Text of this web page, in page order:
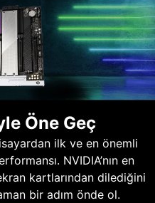
Öne Geç
ilk ve en önemli
NVIDIA’nın en
kartlarından dilediğini
bir adım önde ol.